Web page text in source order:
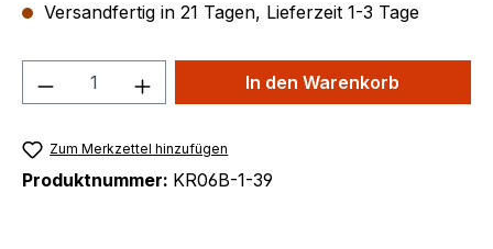
Versandfertig in 21 Tagen, Lieferzeit 1-3 Tage
Produkt Anzahl: Gib denIn den Warenkorb
Zum Merkzettel hinzufügen
Produktnummer: KR06B-1-39